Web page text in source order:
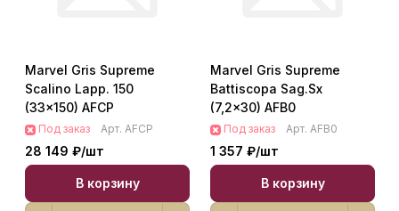
Marvel Gris Supreme
Scalino Lapp. 150
(33x150) AFCP
Под заказ Арт. AFCP
28 149 ₽/шт
В корзину
Marvel Gris Supreme
Battiscopa Sag.Sx
(7,2x30) AFB0
Под заказ Арт. AFB0
1 357 ₽/шт
В корзину